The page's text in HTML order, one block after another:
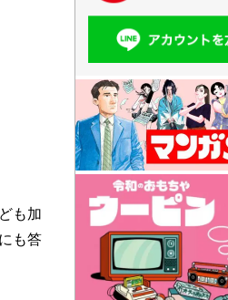
スに
い言
も加
も答